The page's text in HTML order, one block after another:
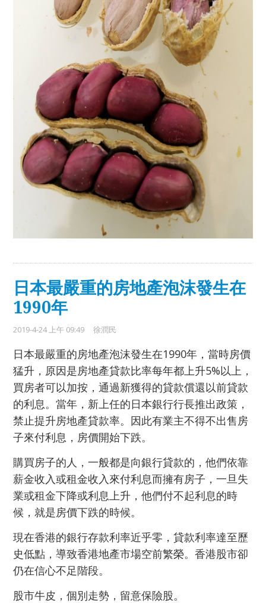
日本最嚴重的房地產泡沫發生在
1990年
2019-4-24 上午 09:49 徐潤民
日本最嚴重的房地產泡沫發生在1990年，當時房價
猛升，原因是房地產貸款比率每年都上升5%以上，
買房者可以加按，通過新獲得的貸款償還以前貸款
的利息。當年，新上任的日本銀行行長推出政策，
禁止提升房地產貸款率。因此有業主不得不出售房
子來付利息，房價開始下跌。
購買房子的人，一般都是向銀行貸款的，他們依靠
薪金收入或租金收入來付利息而擁有房子，一旦失
業或租金下降或利息上升，他們付不起利息的時
候，就是房價下跌的時候。
現在香港的銀行存款利率近乎零，貸款利率達至歷
史低點，導致香港地產市場空前繁榮。香港股市卻
仍在信心不足階段。
股市牛皮，個別走勢，留意保險股。